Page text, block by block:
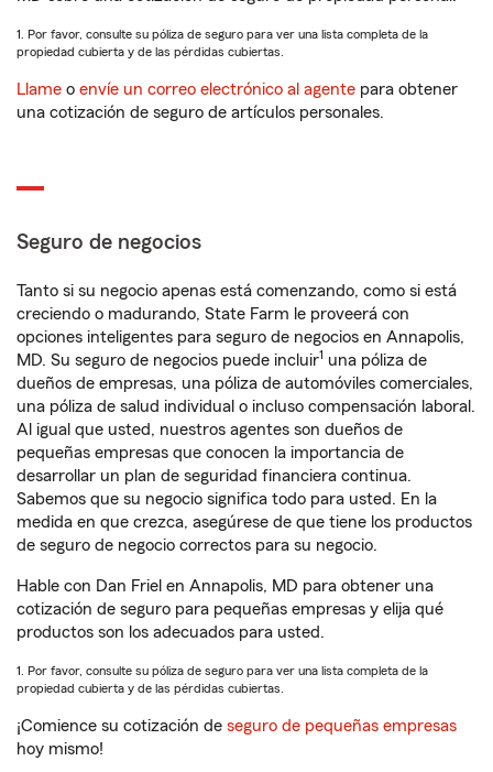
1. Por favor, consulte su póliza de seguro para ver una lista completa de la
propiedad cubierta y de las pérdidas cubiertas.
Llame o envíe un correo electrónico al agente para obtener
una cotización de seguro de artículos personales.
Seguro de negocios
Tanto si su negocio apenas está comenzando, como si está
creciendo o madurando, State Farm le proveerá con
opciones inteligentes para seguro de negocios en Annapolis,
MD. Su seguro de negocios puede incluir1 una póliza de
dueños de empresas, una póliza de automóviles comerciales,
una póliza de salud individual o incluso compensación laboral.
Al igual que usted, nuestros agentes son dueños de
pequeñas empresas que conocen la importancia de
desarrollar un plan de seguridad financiera continua.
Sabemos que su negocio significa todo para usted. En la
medida en que crezca, asegúrese de que tiene los productos
de seguro de negocio correctos para su negocio.
Hable con Dan Friel en Annapolis, MD para obtener una
cotización de seguro para pequeñas empresas y elija qué
productos son los adecuados para usted.
1. Por favor, consulte su póliza de seguro para ver una lista completa de la
propiedad cubierta y de las pérdidas cubiertas.
¡Comience su cotización de seguro de pequeñas empresas
hoy mismo!